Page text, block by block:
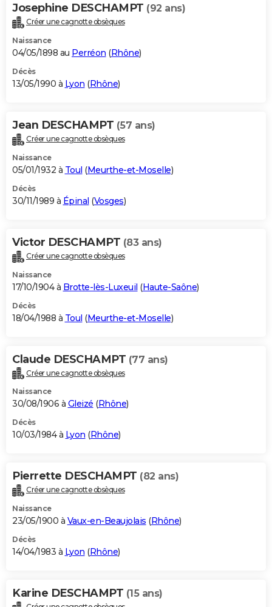
Josephine DESCHAMPT (92 ans)
Créer une cagnotte obsèques
Naissance
04/05/1898 au Perréon (Rhône)
Décès
13/05/1990 à Lyon (Rhône)
Jean DESCHAMPT (57 ans)
Créer une cagnotte obsèques
Naissance
05/01/1932 à Toul (Meurthe-et-Moselle)
Décès
30/11/1989 à Épinal (Vosges)
Victor DESCHAMPT (83 ans)
Créer une cagnotte obsèques
Naissance
17/10/1904 à Brotte-lès-Luxeuil (Haute-Saône)
Décès
18/04/1988 à Toul (Meurthe-et-Moselle)
Claude DESCHAMPT (77 ans)
Créer une cagnotte obsèques
Naissance
30/08/1906 à Gleizé (Rhône)
Décès
10/03/1984 à Lyon (Rhône)
Pierrette DESCHAMPT (82 ans)
Créer une cagnotte obsèques
Naissance
23/05/1900 à Vaux-en-Beaujolais (Rhône)
Décès
14/04/1983 à Lyon (Rhône)
Karine DESCHAMPT (15 ans)